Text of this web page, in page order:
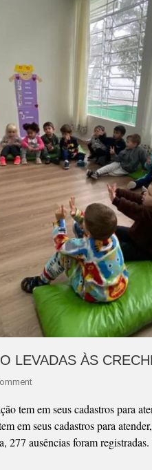
LEVADAS ÀS
On
DAS
CRIANÇAS
NÃO
tem em seus cadastros para
em seus cadastros para
277 ausências foram